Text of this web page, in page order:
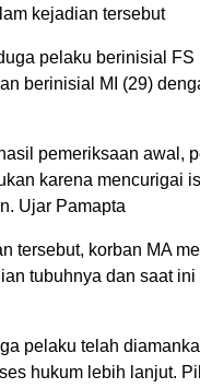
kejadian tersebut
pelaku berinisial
berinisial MI (29)
pemeriksaan awal,
karena mencurigai
Ujar Pamapta
tersebut, korban MA
tubuhnya dan saat
pelaku telah
hukum lebih lanjut.